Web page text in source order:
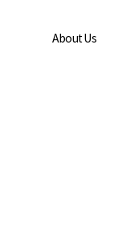
About Us